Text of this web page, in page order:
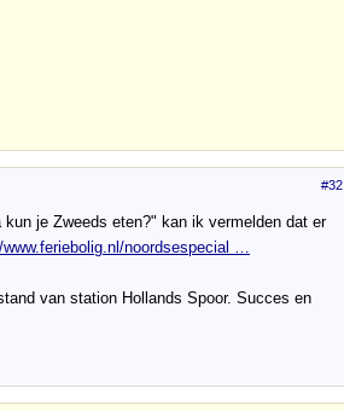
#32
je Zweeds eten?" kan ik vermelden dat er
www.feriebolig.nl/noordsespecial …
van station Hollands Spoor. Succes en